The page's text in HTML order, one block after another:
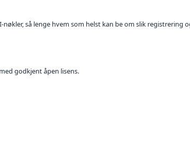
så lenge hvem som helst kan be om slik registrering
godkjent åpen lisens.